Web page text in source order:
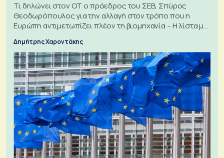
Τι δηλώνει στον ΟΤ ο πρόεδρος του ΣΕΒ, Σπύρος
Θεοδωρόπουλος για την αλλαγή στον τρόπο που η
Ευρώπη αντιμετωπίζει πλέον τη βιομηχανία – Η λίστα με
Δημήτρης Χαροντάκης